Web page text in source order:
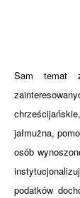
Sam temat
jałmużna,
osób
podatków